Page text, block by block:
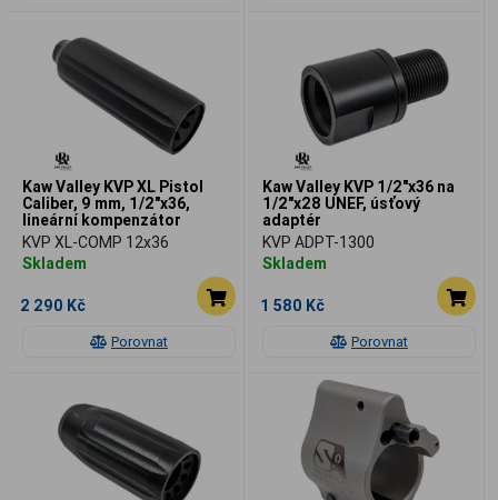
Porovnat
Kaw Valley KVP XL Pistol
Caliber, 9 mm, 1/2"x36,
lineární kompenzátor
KVP XL-COMP 12x36
Skladem
2 290 Kč
Porovnat
Kaw Valley KVP 1/2"x36 na
1/2"x28 UNEF, úsťový
adaptér
KVP ADPT-1300
Skladem
1 580 Kč